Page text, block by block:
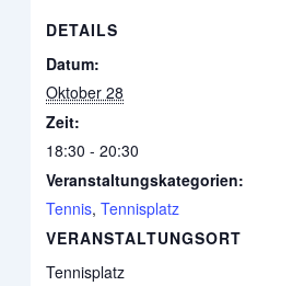
DETAILS
Datum:
Oktober 28
Zeit:
18:30 - 20:30
Veranstaltungskategorien:
Tennis,Tennisplatz
VERANSTALTUNGSORT
Tennisplatz